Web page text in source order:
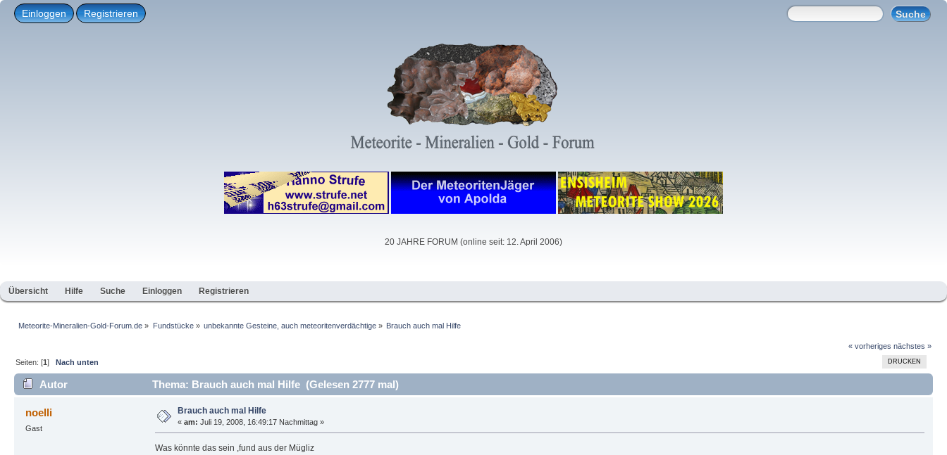
Einloggen Registrieren
20 JAHRE FORUM (online seit: 12. April 2006)
Übersicht Hilfe Suche Einloggen Registrieren
Meteorite-Mineralien-Gold-Forum.de » Fundstücke» unbekannte Gesteine, auch meteoritenverdächtige» Brauch auch mal Hilfe
« vorheriges nächstes »
DRUCKEN
Seiten: [1]Nach unten
Autor Thema: Brauch auch mal Hilfe (Gelesen 2777 mal)
noelli
Gast
Brauch auch mal Hilfe
« am: Juli 19, 2008, 16:49:17 Nachmittag »
Was könnte das sein ,fund aus der Mügliz